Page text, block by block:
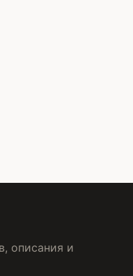
описания и